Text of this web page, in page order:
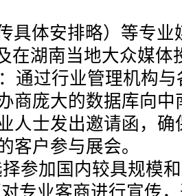
具体安排略）等专
在湖南当地大众媒体
通过行业管理机构
商庞大的数据库向中
人士发出邀请函，
客户参与展会。
参加国内较具规模